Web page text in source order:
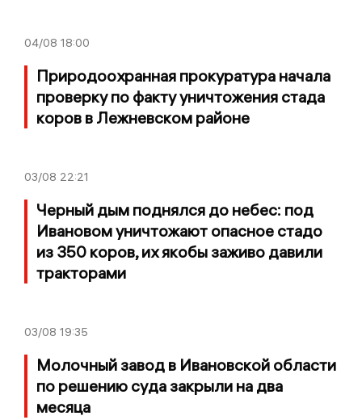
04/08 18:00
Природоохранная прокуратура начала
проверку по факту уничтожения стада
коров в Лежневском районе
03/08 22:21
Черный дым поднялся до небес: под
Ивановом уничтожают опасное стадо
из 350 коров, их якобы заживо давили
тракторами
03/08 19:35
Молочный завод в Ивановской области
по решению суда закрыли на два
месяца